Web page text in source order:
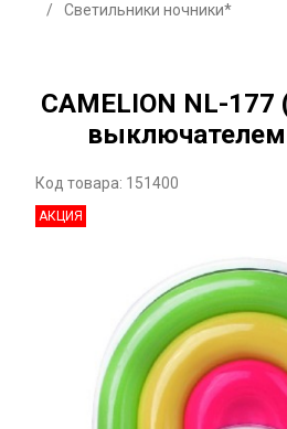
/
Светильники ночники*
CAMELION NL-177
выключателем
Код товара: 151400
АКЦИЯ